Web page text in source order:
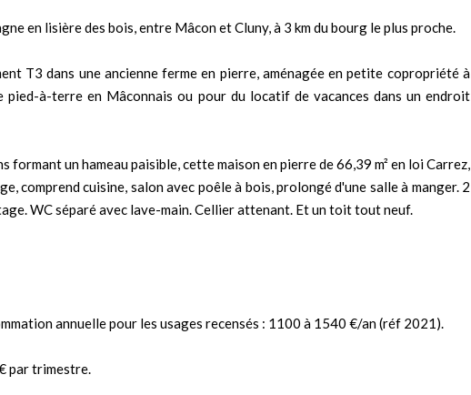
en lisière des bois, entre Mâcon et Cluny, à 3 km du bourg le plus proche.
T3 dans une ancienne ferme en pierre, aménagée en petite copropriété à
pied-à-terre en Mâconnais ou pour du locatif de vacances dans un endroit
formant un hameau paisible, cette maison en pierre de 66,39 m² en loi Carrez,
comprend cuisine, salon avec poêle à bois, prolongé d'une salle à manger. 2
WC séparé avec lave-main. Cellier attenant. Et un toit tout neuf.
annuelle pour les usages recensés : 1100 à 1540 €/an (réf 2021).
par trimestre.